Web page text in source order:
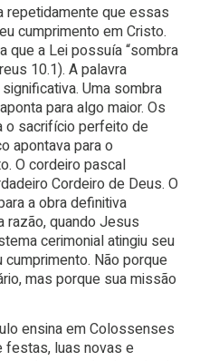
repetidamente que essas
cumprimento em Cristo.
que a Lei possuía “sombra
10.1). A palavra
Uma sombra
para algo maior. Os
o sacrifício perfeito de
apontava para o
O cordeiro pascal
Cordeiro de Deus. O
a obra definitiva
razão, quando Jesus
cerimonial atingiu seu
Não porque
mas porque sua missão
ensina em Colossenses
festas, luas novas e